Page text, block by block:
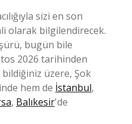
sizi en son
olarak bilgilendirecek.
bugün bile
2026 tarihinden
üzere, Şok
hem de İstanbul,
, Balıkesir'de